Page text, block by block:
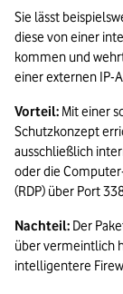
Sie lässt
diese von einer
kommen und
einer externen IP-
Vorteil: Mit einer
Schutzkonzept
ausschließlich
oder die
(RDP) über Port
Nachteil: Der
über vermeintlich
intelligentere